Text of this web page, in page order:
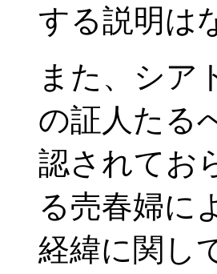
する説明は
また、シア
の証人たる
認されてお
る売春婦に
経緯に関し